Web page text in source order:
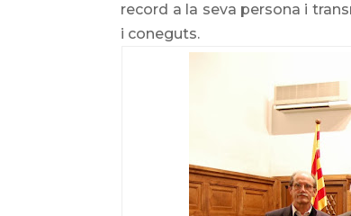
record a la seva persona i
i coneguts.